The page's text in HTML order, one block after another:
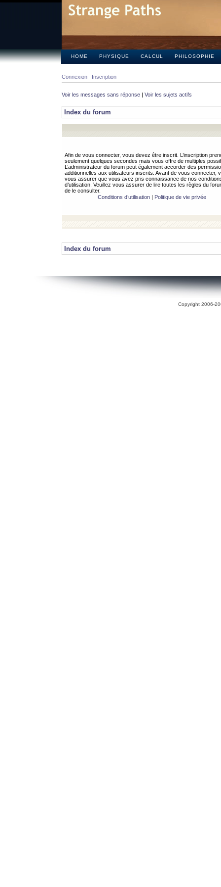
HOME PHYSIQUE CALCUL PHILOSOPHIE
Connexion Inscription
Voir les messages sans réponse | Voir les sujets actifs
Index du forum
Afin de vous connecter, vous devez être inscrit. L’inscription
seulement quelques secondes mais vous offre de multiples
L’administrateur du forum peut également accorder des
additionnelles aux utilisateurs inscrits. Avant de vous connecter,
vous assurer que vous avez pris connaissance de nos
d’utilisation. Veuillez vous assurer de lire toutes les règles du
de le consulter.
Conditions d’utilisation| Politique de vie privée
Index du forum
Copyright 2006-